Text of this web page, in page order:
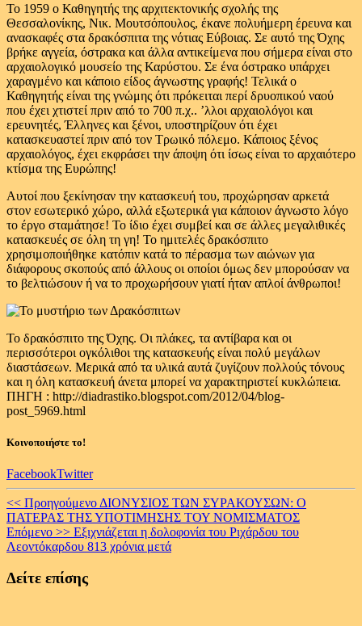
Το 1959 ο Καθηγητής της αρχιτεκτονικής σχολής της
Θεσσαλονίκης, Νικ. Μουτσόπουλος, έκανε πολυήμερη έρευνα και
ανασκαφές στα δρακόσπιτα της νότιας Εύβοιας. Σε αυτό της Όχης
βρήκε αγγεία, όστρακα και άλλα αντικείμενα που σήμερα είναι στο
αρχαιολογικό μουσείο της Καρύστου. Σε ένα όστρακο υπάρχει
χαραγμένο και κάποιο είδος άγνωστης γραφής! Τελικά ο
Καθηγητής είναι της γνώμης ότι πρόκειται περί δρυοπικού ναού
που έχει χτιστεί πριν από το 700 π.χ.. ’λλοι αρχαιολόγοι και
ερευνητές, Έλληνες και ξένοι, υποστηρίζουν ότι έχει
κατασκευαστεί πριν από τον Τρωικό πόλεμο. Κάποιος ξένος
αρχαιολόγος, έχει εκφράσει την άποψη ότι ίσως είναι το αρχαιότερο
κτίσμα της Ευρώπης!
Αυτοί που ξεκίνησαν την κατασκευή του, προχώρησαν αρκετά
στον εσωτερικό χώρο, αλλά εξωτερικά για κάποιον άγνωστο λόγο
το έργο σταμάτησε! Το ίδιο έχει συμβεί και σε άλλες μεγαλιθικές
κατασκευές σε όλη τη γη! Το ημιτελές δρακόσπιτο
χρησιμοποιήθηκε κατόπιν κατά το πέρασμα των αιώνων για
διάφορους σκοπούς από άλλους οι οποίοι όμως δεν μπορούσαν να
το βελτιώσουν ή να το προχωρήσουν γιατί ήταν απλοί άνθρωποι!
Το δρακόσπιτο της Όχης. Οι πλάκες, τα αντίβαρα και οι
περισσότεροι ογκόλιθοι της κατασκευής είναι πολύ μεγάλων
διαστάσεων. Μερικά από τα υλικά αυτά ζυγίζουν πολλούς τόνους
και η όλη κατασκευή άνετα μπορεί να χαρακτηριστεί κυκλώπεια.
ΠΗΓΗ : http://diadrastiko.blogspot.com/2012/04/blog-
post_5969.html
Κοινοποιήστε το!
FacebookTwitter
Continue
Reading
<< Προηγούμενο ΔΙΟΝΥΣΙΟΣ ΤΩΝ ΣΥΡΑΚΟΥΣΩΝ: Ο
ΠΑΤΕΡΑΣ ΤΗΣ ΥΠΟΤΙΜΗΣΗΣ ΤΟΥ ΝΟΜΙΣΜΑΤΟΣ
Επόμενο >> Εξιχνιάζεται η δολοφονία του Ριχάρδου του
Λεοντόκαρδου 813 χρόνια μετά
Δείτε επίσης